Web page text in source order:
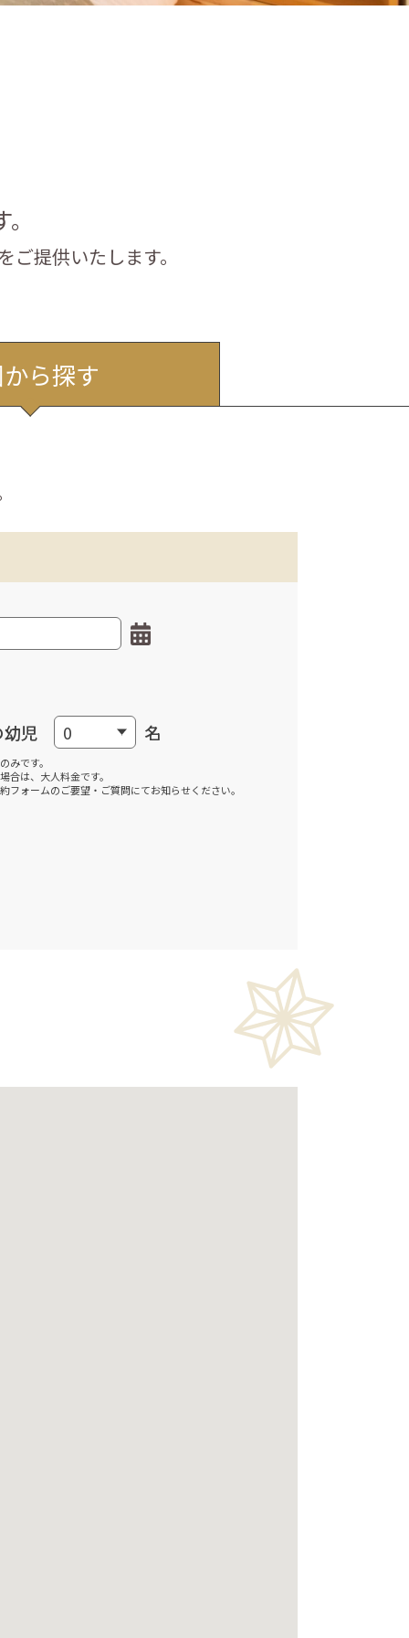
提供いたします。
ら探す
幼児 名
みです。
合は、大人料金です。
フォームのご要望・ご質問にてお知らせください。